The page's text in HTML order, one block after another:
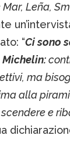
Leña,
“Ci sono
ma
alla
e